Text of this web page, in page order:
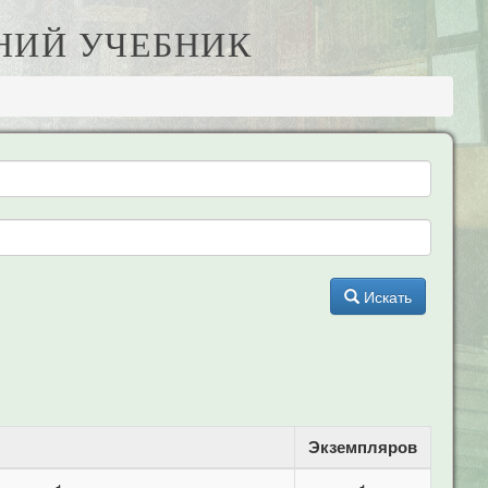
УЧЕБНИК
Искать
Экземпляров